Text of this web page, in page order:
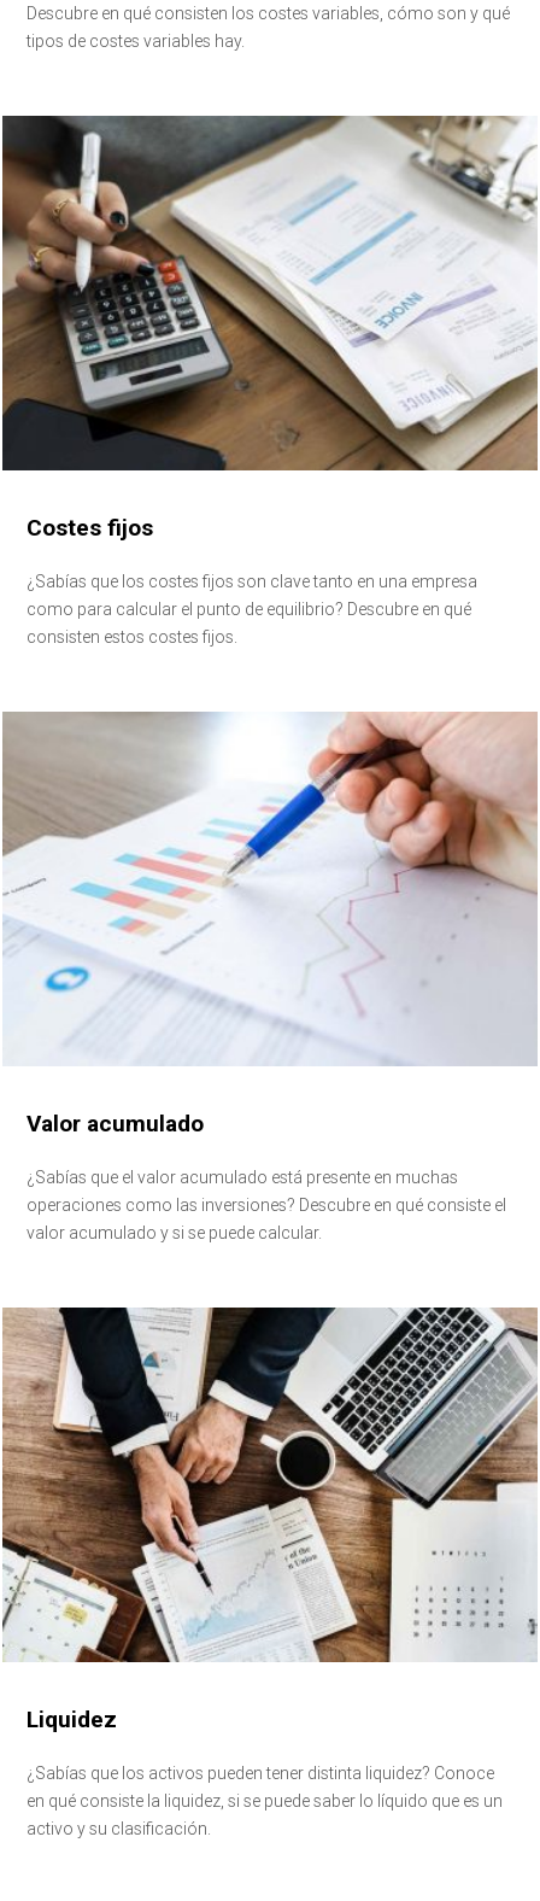
Descubre en qué consisten los costes variables, cómo son y qué
tipos de costes variables hay.
Costes fijos
¿Sabías que los costes fijos son clave tanto en una empresa
como para calcular el punto de equilibrio? Descubre en qué
consisten estos costes fijos.
Valor acumulado
¿Sabías que el valor acumulado está presente en muchas
operaciones como las inversiones? Descubre en qué consiste el
valor acumulado y si se puede calcular.
Liquidez
¿Sabías que los activos pueden tener distinta liquidez? Conoce
en qué consiste la liquidez, si se puede saber lo líquido que es un
activo y su clasificación.